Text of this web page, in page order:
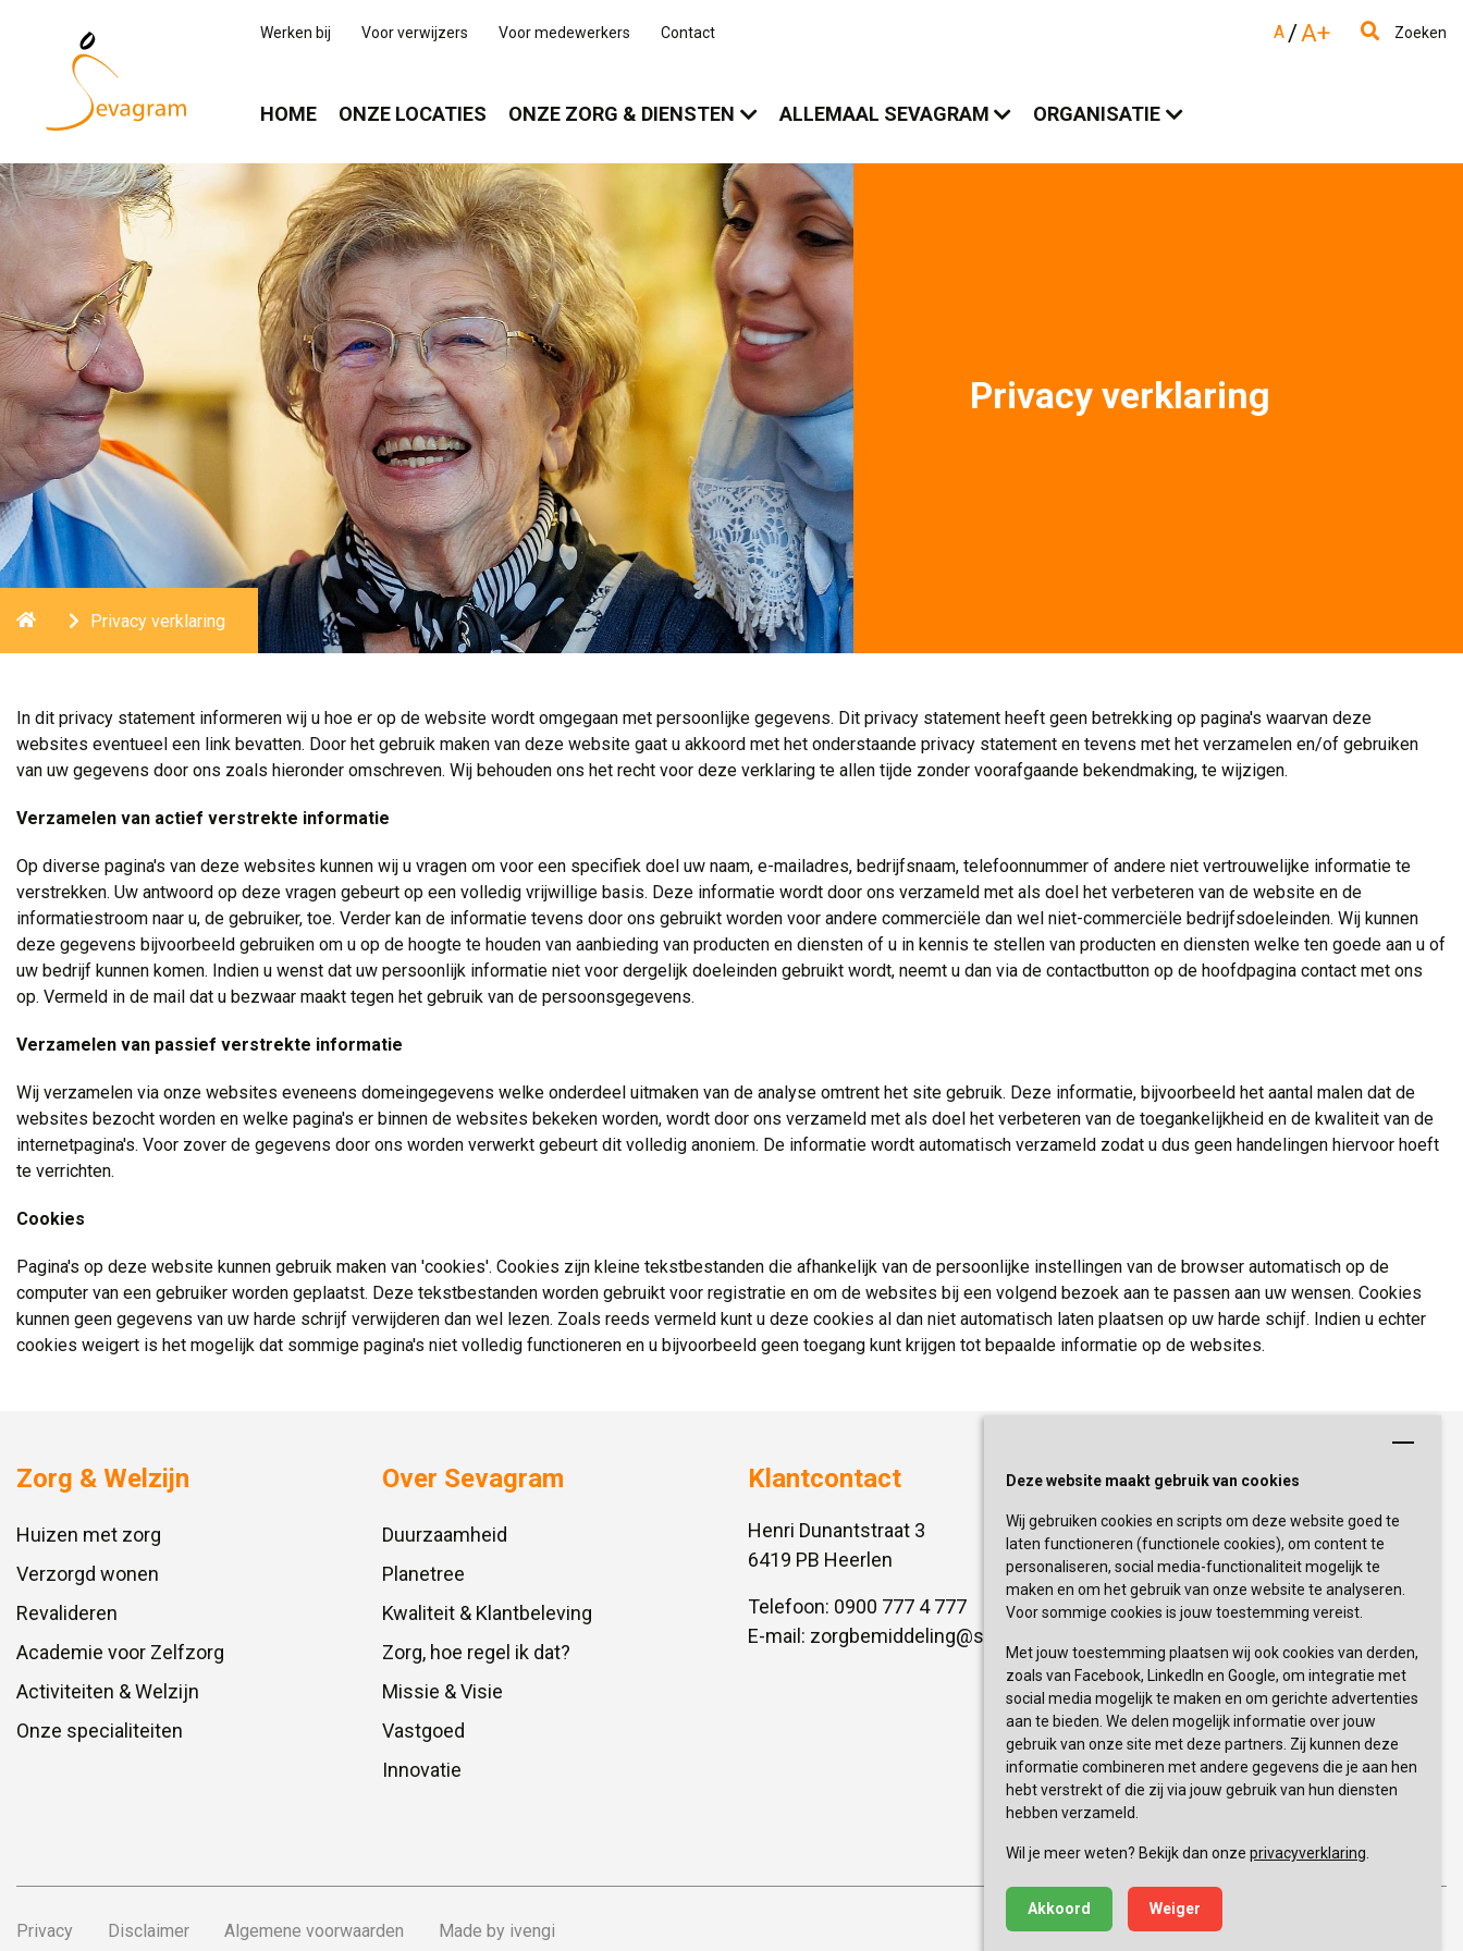
Deze website maakt gebruik van cookies
Wij gebruiken cookies en scripts om deze website goed te
laten functioneren (functionele cookies), om content te
personaliseren, social media-functionaliteit mogelijk te
maken en om het gebruik van onze website te analyseren.
Voor sommige cookies is jouw toestemming vereist.
Met jouw toestemming plaatsen wij ook cookies van derden,
zoals van Facebook, LinkedIn en Google, om integratie met
social media mogelijk te maken en om gerichte advertenties
aan te bieden. We delen mogelijk informatie over jouw
gebruik van onze site met deze partners. Zij kunnen deze
informatie combineren met andere gegevens die je aan hen
hebt verstrekt of die zij via jouw gebruik van hun diensten
hebben verzameld.
Wil je meer weten? Bekijk dan onze privacyverklaring
Akkoord Weiger
Werken bij Voor verwijzers Voor medewerkers Contact A /A+ Zoeken
HOME ONZE LOCATIES ONZE ZORG & DIENSTEN ALLEMAAL SEVAGRAM ORGANISATIE
Privacy verklaring
Home Privacy verklaring
In dit privacy statement informeren wij u hoe er op de website wordt omgegaan met persoonlijke gegevens. Dit privacy statement heeft geen betrekking op pagina's waarvan deze
websites eventueel een link bevatten. Door het gebruik maken van deze website gaat u akkoord met het onderstaande privacy statement en tevens met het verzamelen en/of gebruiken
van uw gegevens door ons zoals hieronder omschreven. Wij behouden ons het recht voor deze verklaring te allen tijde zonder voorafgaande bekendmaking, te wijzigen.
Verzamelen van actief verstrekte informatie
Op diverse pagina's van deze websites kunnen wij u vragen om voor een specifiek doel uw naam, e-mailadres, bedrijfsnaam, telefoonnummer of andere niet vertrouwelijke informatie te
verstrekken. Uw antwoord op deze vragen gebeurt op een volledig vrijwillige basis. Deze informatie wordt door ons verzameld met als doel het verbeteren van de website en de
informatiestroom naar u, de gebruiker, toe. Verder kan de informatie tevens door ons gebruikt worden voor andere commerciële dan wel niet-commerciële bedrijfsdoeleinden. Wij kunnen
deze gegevens bijvoorbeeld gebruiken om u op de hoogte te houden van aanbieding van producten en diensten of u in kennis te stellen van producten en diensten welke ten goede aan u of
uw bedrijf kunnen komen. Indien u wenst dat uw persoonlijk informatie niet voor dergelijk doeleinden gebruikt wordt, neemt u dan via de contactbutton op de hoofdpagina contact met ons
op. Vermeld in de mail dat u bezwaar maakt tegen het gebruik van de persoonsgegevens.
Verzamelen van passief verstrekte informatie
Wij verzamelen via onze websites eveneens domeingegevens welke onderdeel uitmaken van de analyse omtrent het site gebruik. Deze informatie, bijvoorbeeld het aantal malen dat de
websites bezocht worden en welke pagina's er binnen de websites bekeken worden, wordt door ons verzameld met als doel het verbeteren van de toegankelijkheid en de kwaliteit van de
internetpagina's. Voor zover de gegevens door ons worden verwerkt gebeurt dit volledig anoniem. De informatie wordt automatisch verzameld zodat u dus geen handelingen hiervoor hoeft
te verrichten.
Cookies
Pagina's op deze website kunnen gebruik maken van 'cookies'. Cookies zijn kleine tekstbestanden die afhankelijk van de persoonlijke instellingen van de browser automatisch op de
computer van een gebruiker worden geplaatst. Deze tekstbestanden worden gebruikt voor registratie en om de websites bij een volgend bezoek aan te passen aan uw wensen. Cookies
kunnen geen gegevens van uw harde schrijf verwijderen dan wel lezen. Zoals reeds vermeld kunt u deze cookies al dan niet automatisch laten plaatsen op uw harde schijf. Indien u echter
cookies weigert is het mogelijk dat sommige pagina's niet volledig functioneren en u bijvoorbeeld geen toegang kunt krijgen tot bepaalde informatie op de websites.
Zorg & Welzijn
Huizen met zorg
Verzorgd wonen
Revalideren
Academie voor Zelfzorg
Activiteiten & Welzijn
Onze specialiteiten
Over Sevagram
Duurzaamheid
Planetree
Kwaliteit & Klantbeleving
Zorg, hoe regel ik dat?
Missie & Visie
Vastgoed
Innovatie
Klantcontact
Henri Dunantstraat 3
6419 PB Heerlen
Telefoon: 0900 777 4 777
E-mail: zorgbemiddeling@sevagram.nl
Schrijf je nu in!
Blijf op de hoogte van de laatste
activiteiten en nieuwtjes met onze
nieuwsbrief
INSCHRIJVEN
Privacy Disclaimer Algemene voorwaarden Made by ivengi